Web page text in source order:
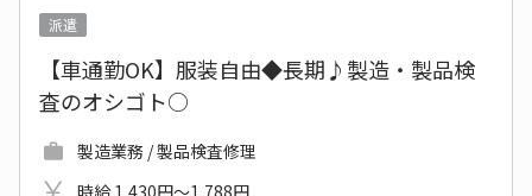
派遣
【車通勤OK】服装自由◆長期♪製造・製品検
査のオシゴト○
製造業務 / 製品検査修理
時給 1,430円～1,788円